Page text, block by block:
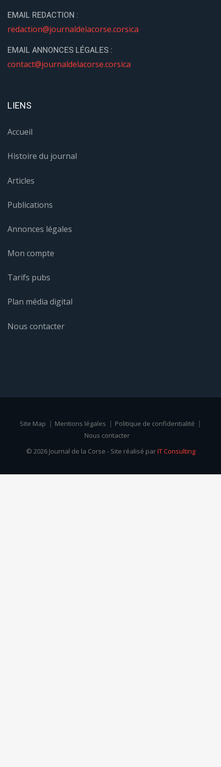
EMAIL REDACTION :
redaction@journaldelacorse.corsica
EMAIL ANNONCES LÉGALES :
contact@journaldelacorse.corsica
LIENS
Accueil
Histoire du journal
Articles
Publications
Annonces légales
Mon compte
Tarifs pubs
Plan média digital
Nous contacter
Site Map Mentions légales
Politique de confidentialité
Nous contacter
© 2026 Journal de la Corse - Site réalisé parIT Consulting